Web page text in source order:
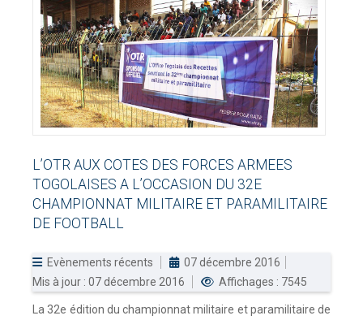
L’OTR AUX COTES DES FORCES ARMEES
TOGOLAISES A L’OCCASION DU 32E
CHAMPIONNAT MILITAIRE ET PARAMILITAIRE
DE FOOTBALL
Evènements récents
07 décembre 2016
Mis à jour : 07 décembre 2016
Affichages : 7545
La 32e édition du championnat militaire et paramilitaire de